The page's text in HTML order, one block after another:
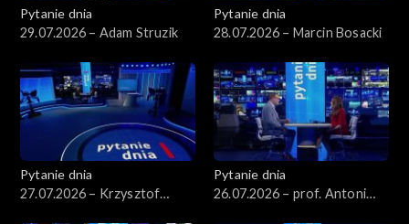
Pytanie dnia
29.07.2026 – Adam Struzik
Pytanie dnia
28.07.2026 – Marcin Bosacki
Pytanie dnia
27.07.2026 – Krzysztof
Pytanie dnia
26.07.2026 – prof. Antoni